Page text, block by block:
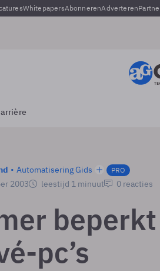
WhitepapersAbonnerenAdverteren
Automatisering Gids PRO
2003 leestijd 1 minuut 0 reacties
pc’s